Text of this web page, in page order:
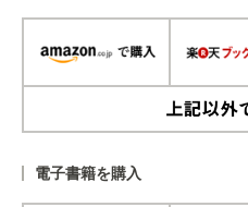
電子書籍を購入